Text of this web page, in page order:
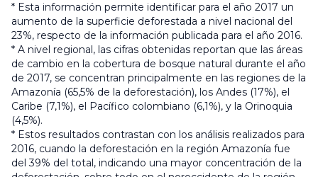
* Esta información permite identificar para el año 2017 un
aumento de la superficie deforestada a nivel nacional del
23%, respecto de la información publicada para el año 2016.
* A nivel regional, las cifras obtenidas reportan que las áreas
de cambio en la cobertura de bosque natural durante el año
de 2017, se concentran principalmente en las regiones de la
Amazonía (65,5% de la deforestación), los Andes (17%), el
Caribe (7,1%), el Pacífico colombiano (6,1%), y la Orinoquia
(4,5%).
* Estos resultados contrastan con los análisis realizados para
2016, cuando la deforestación en la región Amazonía fue
del 39% del total, indicando una mayor concentración de la